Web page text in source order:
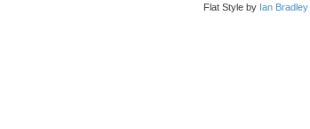
Flat Style by Ian Bradley